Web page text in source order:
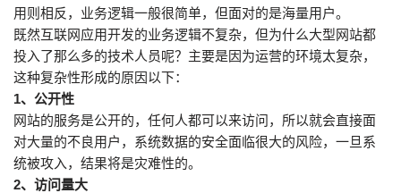
用则相反，业务逻辑一般很简单，但面对的是海量用户。
既然互联网应用开发的业务逻辑不复杂，但为什么大型网站都
投入了那么多的技术人员呢？主要是因为运营的环境太复杂，
这种复杂性形成的原因以下：
1、公开性
网站的服务是公开的，任何人都可以来访问，所以就会直接面
对大量的不良用户，系统数据的安全面临很大的风险，一旦系
统被攻入，结果将是灾难性的。
2、访问量大